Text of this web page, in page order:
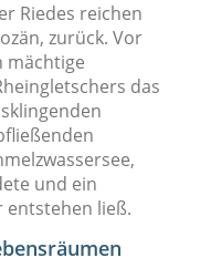
Riedes reichen
zurück. Vor
mächtige
das
und ein
entstehen ließ.